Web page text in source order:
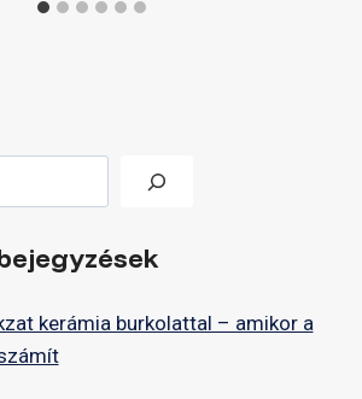
kerámia burkolattal – amikor a